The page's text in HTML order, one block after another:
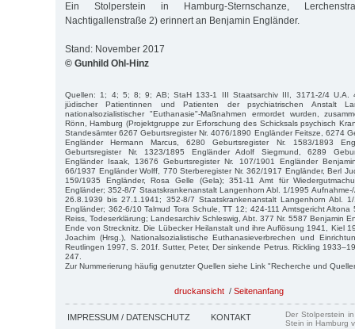
Ein Stolperstein in Hamburg-Sternschanze,
Nachtigallenstraße 2) erinnert an Benjamin Engländer.
Stand: November 2017
© Gunhild Ohl-Hinz
Quellen: 1; 4; 5; 8; 9; AB; StaH 133-1 III Staatsarchiv III, 3171-2/4 U.A.
jüdischer Patientinnen und Patienten der psychiatrischen Anstalt
nationalsozialistischer "Euthanasie"-Maßnahmen ermordet wurden,
Rönn, Hamburg (Projektgruppe zur Erforschung des Schicksals psychisch
Standesämter 6267 Geburtsregister Nr. 4076/1890 Engländer Feitsze, 6274
Engländer Hermann Marcus, 6280 Geburtsregister Nr. 1583/1893
Geburtsregister Nr. 1323/1895 Engländer Adolf Siegmund, 6289
Engländer Isaak, 13676 Geburtsregister Nr. 107/1901 Engländer
66/1937 Engländer Wolff, 770 Sterberegister Nr. 362/1917 Engländer, Berl
159/1935 Engländer, Rosa Gelle (Gela); 351-11 Amt für
Engländer; 352-8/7 Staatskrankenanstalt Langenhorn Abl. 1/1995
26.8.1939 bis 27.1.1941; 352-8/7 Staatskrankenanstalt Langenhorn Abl.
Engländer; 362-6/10 Talmud Tora Schule, TT 12; 424-111 Amtsgericht
Reiss, Todeserklärung; Landesarchiv Schleswig, Abt. 377 Nr. 5587 Benjamin
Ende von Strecknitz. Die Lübecker Heilanstalt und ihre Auflösung 1941, Kiel
Joachim (Hrsg.), Nationalsozialistische Euthanasieverbrechen und
Reutlingen 1997, S. 201f. Sutter, Peter, Der sinkende Petrus. Rickling
247.
Zur Nummerierung häufig genutzter Quellen siehe Link "Recherche und
druckansicht / Seitenanfang
IMPRESSUM / DATENSCHUTZ KONTAKT
Der Stolperstein
Stein in Hamburg